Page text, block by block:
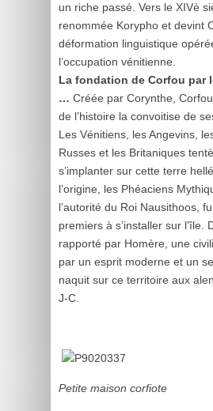
un riche passé. Vers le XIVè
renommée Korypho et devint
déformation linguistique
l’occupation vénitienne.
La fondation de Corfou par
… Créée par Corynthe,
de l’histoire la convoitise de
Les Vénitiens, les Angevins,
Russes et les Britaniques
s’implanter sur cette terre
l’origine, les Phéaciens
l’autorité du Roi Nausithoos,
premiers à s’installer sur l’île.
rapporté par Homère, une
par un esprit moderne et un
naquit sur ce territoire aux
J-C.
Petite maison corfiote